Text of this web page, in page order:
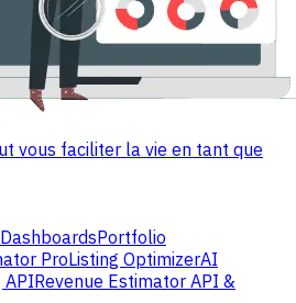
vous faciliter la vie en tant que
Portfolio
ProListing OptimizerAI
APIRevenue Estimator API &